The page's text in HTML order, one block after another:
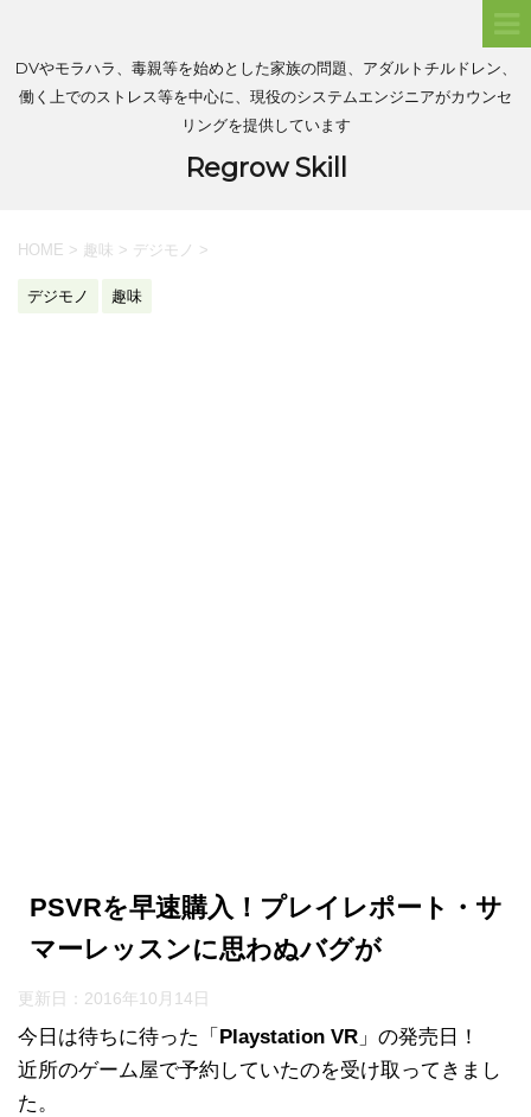
DVやモラハラ、毒親等を始めとした家族の問題、アダルトチルドレン、
働く上でのストレス等を中心に、現役のシステムエンジニアがカウンセ
リングを提供しています
Regrow Skill
HOME > 趣味 > デジモノ >
デジモノ 趣味
PSVRを早速購入！プレイレポート・サ
マーレッスンに思わぬバグが
更新日： 2016年10月14日
今日は待ちに待った「 Playstation VR 」の発売日！
近所のゲーム屋で予約していたのを受け取ってきまし
た。